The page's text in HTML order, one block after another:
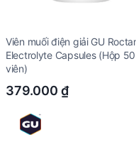
Viên muối điện giải GU
Electrolyte Capsules (Hộp 50
viên)
379.000 ₫